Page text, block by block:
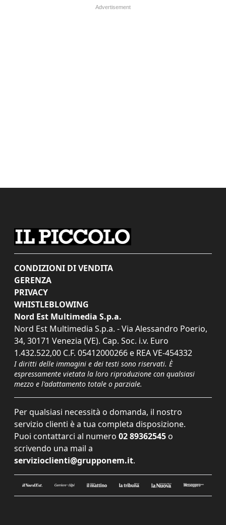
CONDIZIONI DI VENDITA
GERENZA
PRIVACY
WHISTLEBLOWING
Nord Est Multimedia S.p.a.
Nord Est Multimedia S.p.a. - Via Alessandro Poerio,
34, 30171 Venezia (VE). Cap. Soc. i.v. Euro
1.432.522,00 C.F. 05412000266 e REA VE-454332
I diritti delle immagini e dei testi sono riservati. È
espressamente vietata la loro riproduzione con qualsiasi
mezzo e l'adattamento totale o parziale.
Per qualsiasi necessità o domanda, il nostro
servizio clienti è a tua completa disposizione.
Puoi contattarci al numero 02 89362545 o
scrivendo una mail a
servizioclienti@grupponem.it.